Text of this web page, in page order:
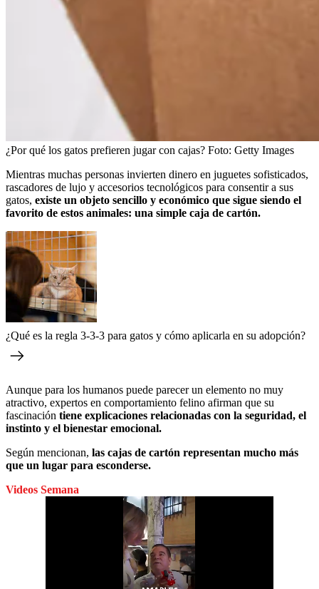
¿Por qué los gatos prefieren jugar con cajas? Foto: Getty Images
Mientras muchas personas invierten dinero en juguetes sofisticados,
rascadores de lujo y accesorios tecnológicos para consentir a sus
gatos, existe un objeto sencillo y económico que sigue siendo el
favorito de estos animales: una simple caja de cartón.
¿Qué es la regla 3-3-3 para gatos y cómo aplicarla en su adopción?
Aunque para los humanos puede parecer un elemento no muy
atractivo, expertos en comportamiento felino afirman que su
fascinación tiene explicaciones relacionadas con la seguridad, el
instinto y el bienestar emocional.
Según mencionan, las cajas de cartón representan mucho más
que un lugar para esconderse.
Videos Semana